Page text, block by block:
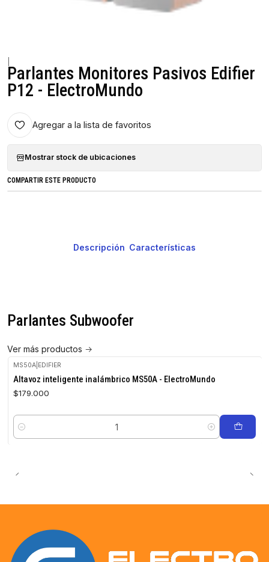
Parlantes Monitores Pasivos Edifier
P12 - ElectroMundo
Agregar a la lista de favoritos
Mostrar stock de ubicaciones
COMPARTIR ESTE PRODUCTO
Descripción Características
Parlantes Subwoofer
Ver más productos
MS50A| EDIFIER
Altavoz inteligente inalámbrico MS50A - ElectroMundo
$179.000
Cantidad